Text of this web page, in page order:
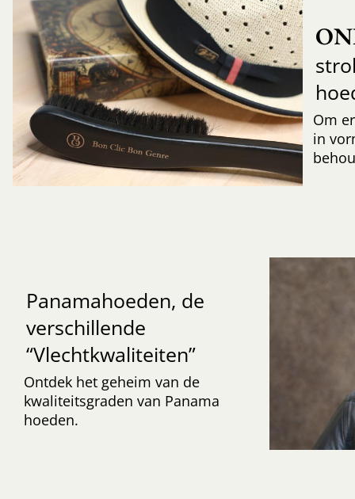
Om
in
Panamahoeden, de
verschillende
“Vlechtkwaliteiten”
Ontdek het geheim van de
kwaliteitsgraden van Panama
hoeden.